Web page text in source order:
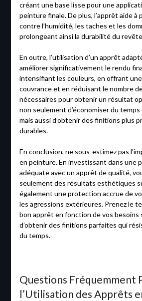
créant une base lisse pour une
peinture finale. De plus, l’apprêt aide à
contre l’humidité, les taches et les
prolongeant ainsi la durabilité du
En outre, l’utilisation d’un apprêt
améliorer significativement le rendu
intensifiant les couleurs, en offrant
couvrance et en réduisant le nombre
nécessaires pour obtenir un résultat
non seulement d’économiser du
mais aussi d’obtenir des finitions plus
durables.
En conclusion, ne sous-estimez pas
en peinture. En investissant dans une
adéquate avec un apprêt de qualité,
seulement des résultats esthétiques
également une protection accrue de
les agressions extérieures. Prenez le
bon apprêt en fonction de vos besoins
d’obtenir des finitions parfaites qui
du temps.
Questions Fréquemment
l’Utilisation des Apprêts